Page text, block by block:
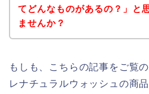
てどんなものがあるの？」と
ませんか？
もしも、こちらの記事をご覧
レナチュラルウォッシュの商